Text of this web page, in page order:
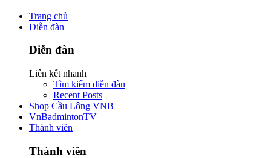
Trang chủ
Diễn đàn
Diễn đàn
Liên kết nhanh
Tìm kiếm diễn đàn
Recent Posts
Shop Cầu Lông VNB
VnBadmintonTV
Thành viên
Thành viên